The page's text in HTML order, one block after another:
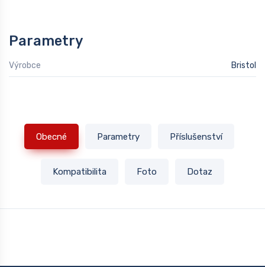
Parametry
Výrobce Bristol
Obecné Parametry Příslušenství
Kompatibilita Foto Dotaz